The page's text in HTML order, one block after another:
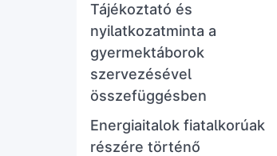
Tájékoztató és
nyilatkozatminta a
gyermektáborok
szervezésével
összefüggésben
Energiaitalok fiatalkorúak
részére történő